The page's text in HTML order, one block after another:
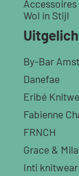
Accessoires
Wol in Stijl
By-Bar
Danefae
Eribé
Fabienne
FRNCH
Grace & Mila
Inti knitwear